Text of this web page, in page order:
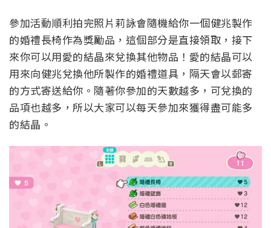
參加活動順利拍完照片莉詠會隨機給你一個健兆製作
的婚禮長椅作為獎勵品，這個部分是直接領取，接下
來你可以用愛的結晶來兌換其他物品！愛的結晶可以
用來向健兆兌換他所製作的婚禮道具，隔天會以郵寄
的方式寄送給你。隨著你參加的天數越多，可兌換的
品項也越多，所以大家可以每天參加來獲得盡可能多
的結晶。